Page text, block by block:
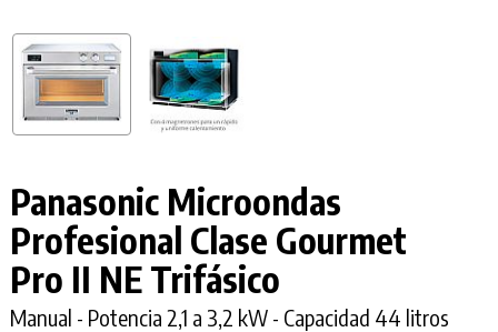
Panasonic Microondas
Profesional Clase Gourmet
Pro II NE Trifásico
Manual - Potencia 2,1 a 3,2 kW - Capacidad 44 litros